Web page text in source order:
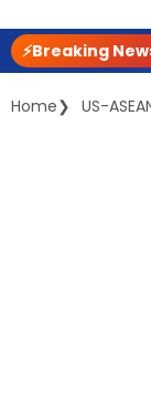
⚡Breaking
Petani,
Home US-